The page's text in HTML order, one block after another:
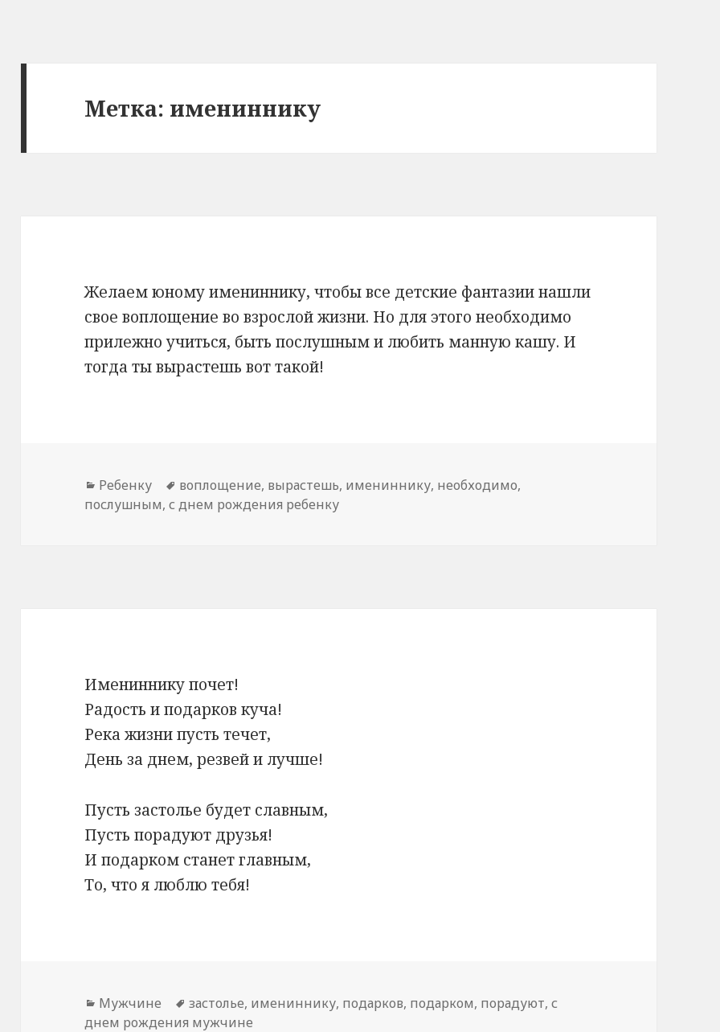
Метка: имениннику
Желаем юному имениннику, чтобы все детские фантазии нашли
свое воплощение во взрослой жизни. Но для этого необходимо
прилежно учиться, быть послушным и любить манную кашу. И
тогда ты вырастешь вот такой!
Рубрики
Ребенку Метки
воплощение, вырастешь, имениннику, необходимо,
послушным,с днем рождения ребенку
Имениннику почет!
Радость и подарков куча!
Река жизни пусть течет,
День за днем, резвей и лучше!
Пусть застолье будет славным,
Пусть порадуют друзья!
И подарком станет главным,
То, что я люблю тебя!
Рубрики
Мужчине Метки
застолье, имениннику, подарков, подарком, порадуют,с
днем рождения мужчине